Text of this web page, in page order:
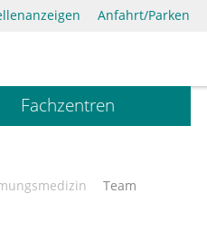
Anfahrt/Parken
Fachzentren
Team